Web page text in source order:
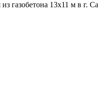
газобетона 13х11 м в г.